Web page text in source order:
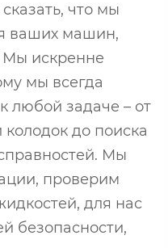
что мы
ваших машин,
Мы искренне
мы всегда
любой задаче – от
до поиска
Мы
проверим
для нас
безопасности,